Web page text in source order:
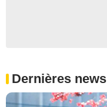
Dernières news